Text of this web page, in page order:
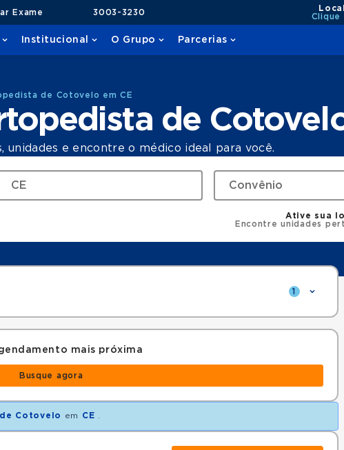
Exame 3003-3230
Clique
Institucional O Grupo Parcerias
de Cotovelo em CE
de
unidades e encontre o médico ideal para você.
Ative sua
Encontre unidades
1
mais próxima
Busque agora
Cotovelo em CE